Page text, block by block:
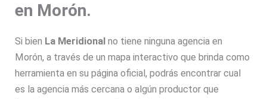
en Morón.
Si bien La Meridional no tiene ninguna agencia en
Morón, a través de un mapa interactivo que brinda como
herramienta en su página oficial, podrás encontrar cual
es la agencia más cercana o algún productor que